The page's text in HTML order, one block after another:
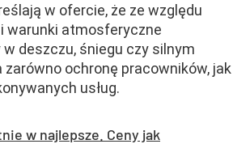
w ofercie, że ze względu
warunki atmosferyczne
deszczu, śniegu czy silnym
zarówno ochronę pracowników, jak
usług.
w najlepsze. Ceny jak